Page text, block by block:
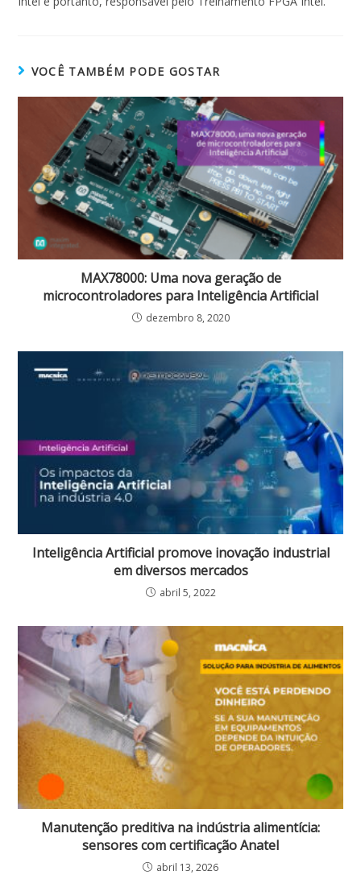
VOCÊ TAMBÉM PODE GOSTAR
MAX78000: Uma nova geração de
microcontroladores para Inteligência Artificial
dezembro 8, 2020
Inteligência Artificial promove inovação industrial
em diversos mercados
abril 5, 2022
Manutenção preditiva na indústria alimentícia:
sensores com certificação Anatel
abril 13, 2026